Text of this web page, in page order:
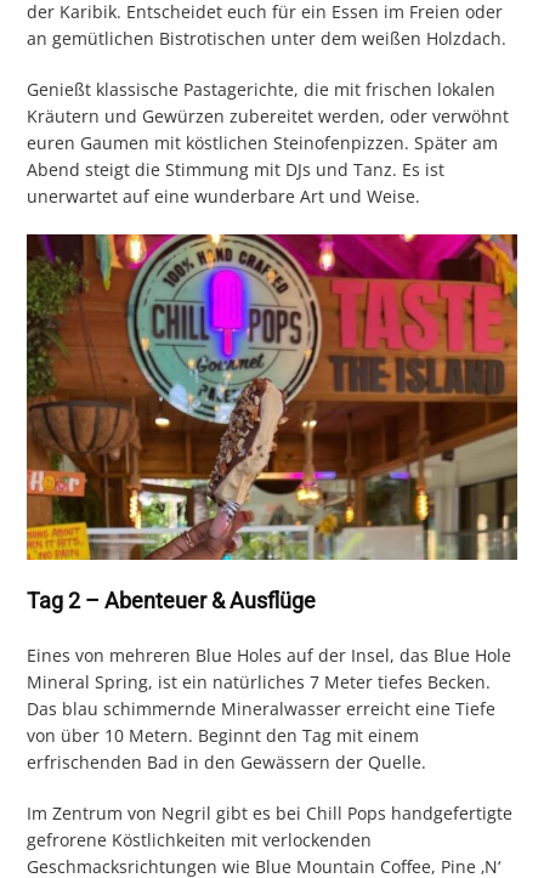
der Karibik. Entscheidet euch für ein Essen im Freien oder
an gemütlichen Bistrotischen unter dem weißen Holzdach.
Genießt klassische Pastagerichte, die mit frischen lokalen
Kräutern und Gewürzen zubereitet werden, oder verwöhnt
euren Gaumen mit köstlichen Steinofenpizzen. Später am
Abend steigt die Stimmung mit DJs und Tanz. Es ist
unerwartet auf eine wunderbare Art und Weise.
Tag 2 – Abenteuer & Ausflüge
Eines von mehreren Blue Holes auf der Insel, das Blue Hole
Mineral Spring, ist ein natürliches 7 Meter tiefes Becken.
Das blau schimmernde Mineralwasser erreicht eine Tiefe
von über 10 Metern. Beginnt den Tag mit einem
erfrischenden Bad in den Gewässern der Quelle.
Im Zentrum von Negril gibt es bei Chill Pops handgefertigte
gefrorene Köstlichkeiten mit verlockenden
Geschmacksrichtungen wie Blue Mountain Coffee, Pine ‚N‘